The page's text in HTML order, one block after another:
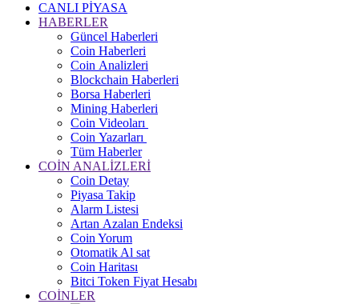
CANLI PİYASA
HABERLER
Güncel Haberleri
Coin Haberleri
Coin Analizleri
Blockchain Haberleri
Borsa Haberleri
Mining Haberleri
Coin Videoları
Coin Yazarları
Tüm Haberler
COİN ANALİZLERİ
Coin Detay
Piyasa Takip
Alarm Listesi
Artan Azalan Endeksi
Coin Yorum
Otomatik Al sat
Coin Haritası
Bitci Token Fiyat Hesabı
COİNLER